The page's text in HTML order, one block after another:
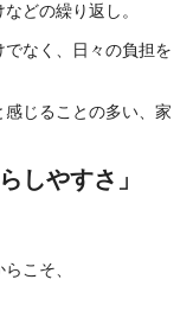
どの繰り返し。
なく、日々の負担を
じることの多い、家
しやすさ」
こそ、